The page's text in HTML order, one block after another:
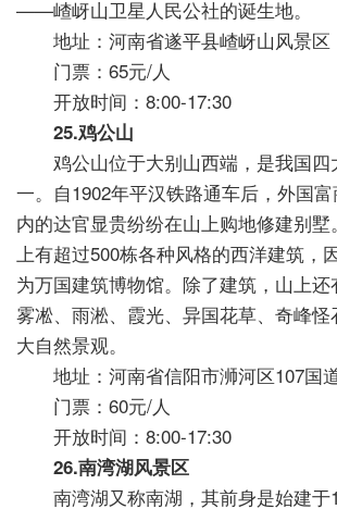
——嵖岈山卫星人民公社的诞生地。
地址：河南省遂平县嵖岈山风景区
门票：65元/人
开放时间：8:00-17:30
25.鸡公山
鸡公山位于大别山西端，是我国四
一。自1902年平汉铁路通车后，外国
内的达官显贵纷纷在山上购地修建别墅
上有超过500栋各种风格的西洋建筑，
为万国建筑博物馆。除了建筑，山上还
雾凇、雨淞、霞光、异国花草、奇峰怪
大自然景观。
地址：河南省信阳市浉河区107国
门票：60元/人
开放时间：8:00-17:30
26.南湾湖风景区
南湾湖又称南湖，其前身是始建于